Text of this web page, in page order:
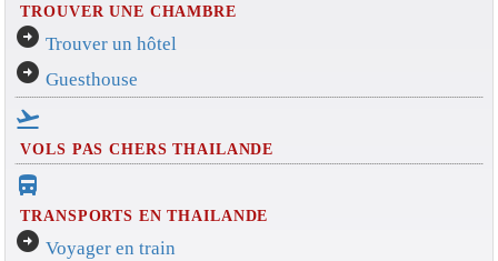
TROUVER UNE CHAMBRE
arrow_circle_right Trouver un hôtel
arrow_circle_right Guesthouse
flight_takeoff
VOLS PAS CHERS THAILANDE
directions_bus_filled
TRANSPORTS EN THAILANDE
arrow_circle_right Voyager en train